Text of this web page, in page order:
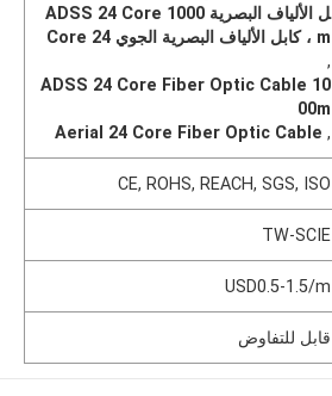
ل الألياف البصرية ADSS 24 Core 1000
m ، كابل الألياف البصرية الجوي 24 Core
,
ADSS 24 Core Fiber Optic Cable 10
00m
,
Aerial 24 Core Fiber Optic Cable
CE, ROHS, REACH, SGS, ISO
TW-SCIE
USD0.5-1.5/m
قابل للتفاوض